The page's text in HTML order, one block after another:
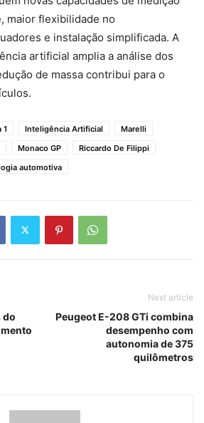
maior flexibilidade no
e instalação simplificada. A
artificial amplia a análise dos
de massa contribui para o
1 Inteligência Artificial
Marelli
Monaco GP
Riccardo De Filippi
automotiva
do
Next article
Peugeot E-208 GTi combina
desempenho com
autonomia de 375
quilômetros